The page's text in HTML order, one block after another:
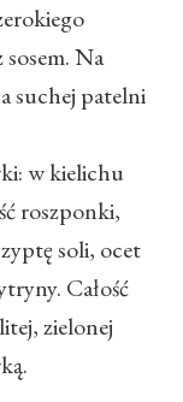
sosem. Na
suchej patelni
w kielichu
roszponki,
soli, ocet
Całość
zielonej